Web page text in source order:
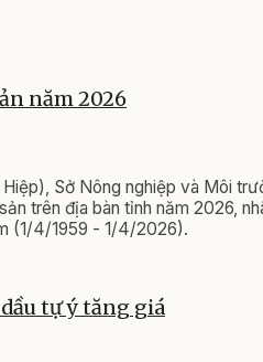
năm 2026
Sở Nông nghiệp và Môi
trên địa bàn tỉnh năm 2026,
(1/4/1959 - 1/4/2026).
tự ý tăng giá